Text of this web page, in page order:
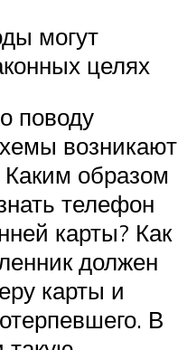
могут
целях
поводу
возникают
образом
телефон
карты? Как
должен
карты и
В